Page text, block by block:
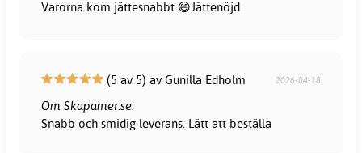
Varorna kom jättesnabbt 😄Jättenöjd
(5 av 5) av Gunilla Edholm 2026-04-18
Om Skapamer.se:
Snabb och smidig leverans. Lätt att beställa